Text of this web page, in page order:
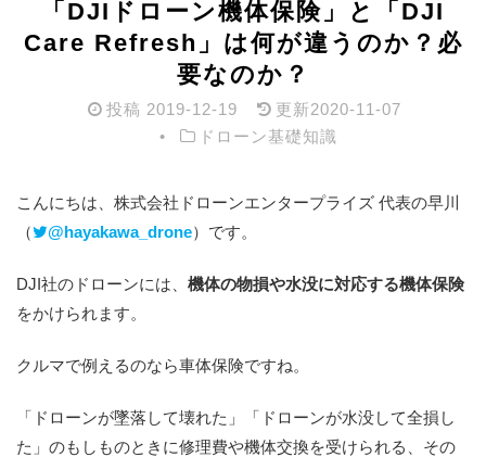
「DJIドローン機体保険」と「DJI
Care Refresh」は何が違うのか？必
要なのか？
投稿 2019-12-19 更新2020-11-07
ドローン基礎知識
こんにちは、株式会社ドローンエンタープライズ 代表の早川
（
@hayakawa_drone）です。
DJI社のドローンには、 機体の物損や水没に対応する機体保険
をかけられます。
クルマで例えるのなら車体保険ですね。
「ドローンが墜落して壊れた」「ドローンが水没して全損し
た」のもしものときに修理費や機体交換を受けられる、その